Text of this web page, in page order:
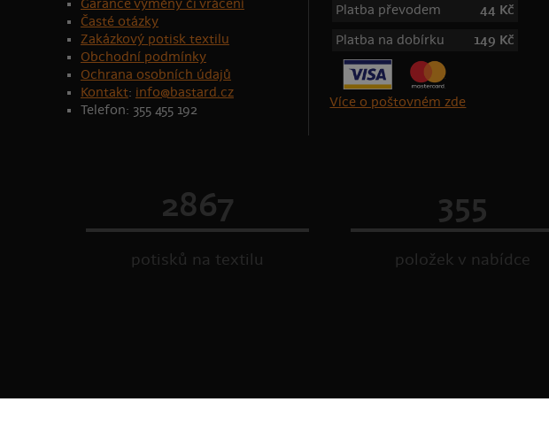
Garance výměny či vrácení
Časté otázky
Zakázkový potisk textilu
Obchodní podmínky
Ochrana osobních údajů
Kontakt: info@bastard.cz
Telefon: 355 455 192
Platba převodem
44 Kč
Platba na dobírku
149 Kč
Více o poštovném zde
2867
potisků na textilu
355
položek v nabídce